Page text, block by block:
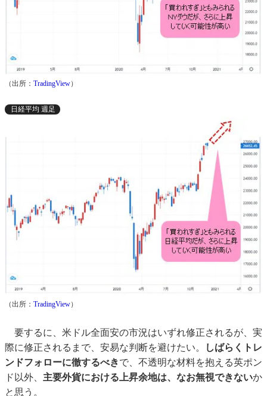
（出所： TradingView）
日経平均 週足
（出所： TradingView）
要するに、米ドル全面安の市況はいずれ修正されるが、実
際に修正されるまで、安易な判断を避けたい。
しばらくトレ
ンドフォローに徹するべきで、不透明な材料を抱える英ポン
ド以外、 主要外貨における上昇余地は、なお無視できないか
と思う。